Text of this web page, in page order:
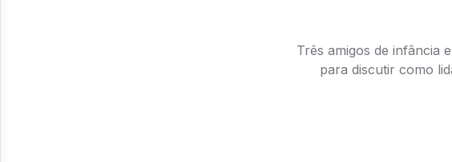
Três amigos de infância
para discutir como